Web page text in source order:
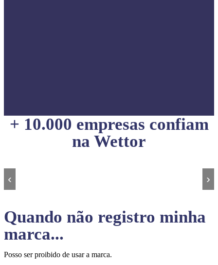
+ 10.000 empresas confiam
na Wettor
‹ ›
Quando não registro minha
marca...
Posso ser proibido de usar a marca.